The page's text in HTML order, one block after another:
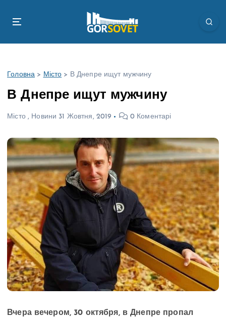
Головна > Місто > В Днепре ищут мужчину
В Днепре ищут мужчину
Місто, Новини 31 Жовтня, 2019 0 Коментарі
Вчера вечером, 30 октября, в Днепре пропал